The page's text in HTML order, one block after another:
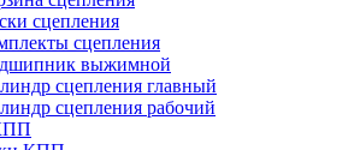
сцепления
сцепления
выжимной
сцепления главный
сцепления рабочий